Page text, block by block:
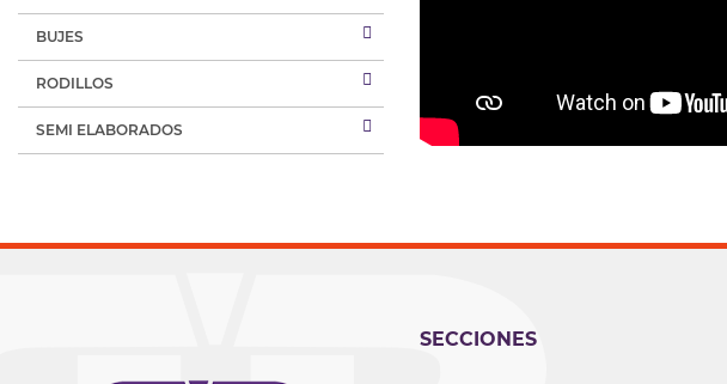
BUJES
RODILLOS
SEMI ELABORADOS
SECCIONES